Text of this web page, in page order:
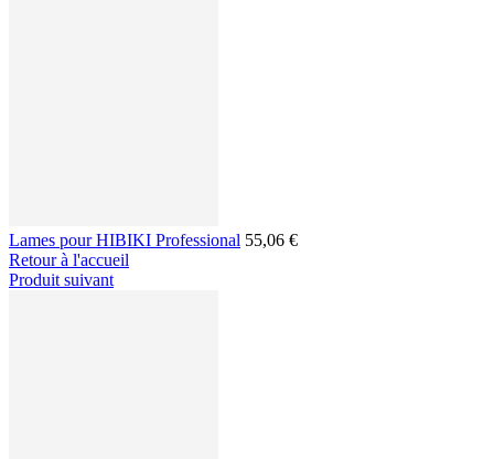
Lames pour HIBIKI Professional 55,06 €
Retour à l'accueil
Produit suivant